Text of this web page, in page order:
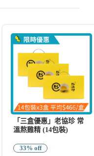
「三盒優惠」老協珍 常
溫熬雞精 (14包裝)
33% off